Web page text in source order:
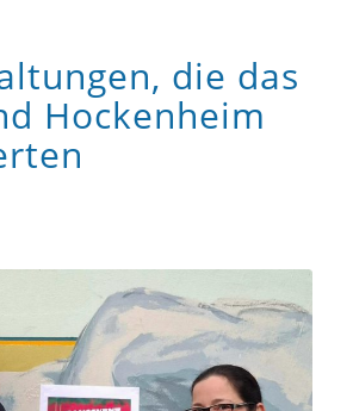
die das
Hockenheim